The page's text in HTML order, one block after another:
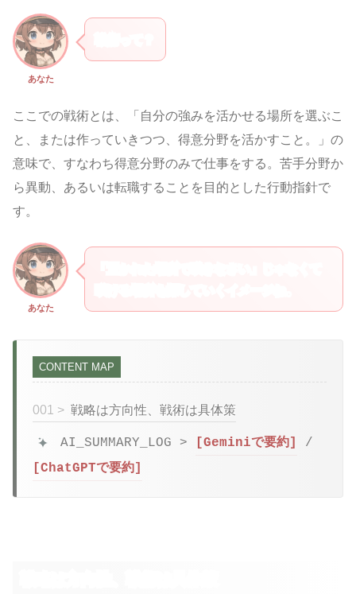
あなた
ここでの戦術とは、「自分の強みを活かせる場所を選ぶこ
と、または作っていきつつ、得意分野を活かすこと。」の
意味で、すなわち得意分野のみで仕事をする。苦手分野か
ら異動、あるいは転職することを目的とした行動指針で
す。
あなた
CONTENT MAP
001 > 戦略は方向性、戦術は具体策
AI_SUMMARY_LOG > [Geminiで要約]
/
[ChatGPTで要約]